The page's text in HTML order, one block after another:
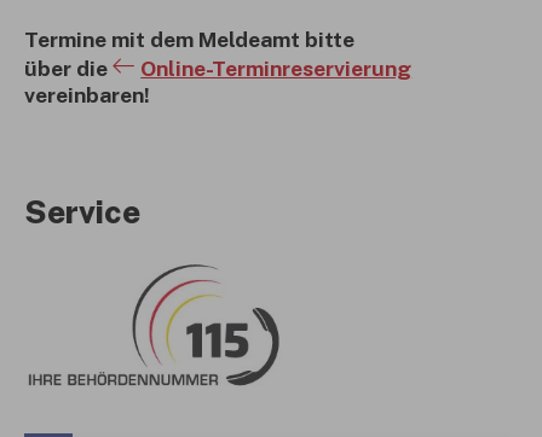
Termine mit dem Meldeamt bitte
über die
Online-Terminreservierung
vereinbaren!
Service